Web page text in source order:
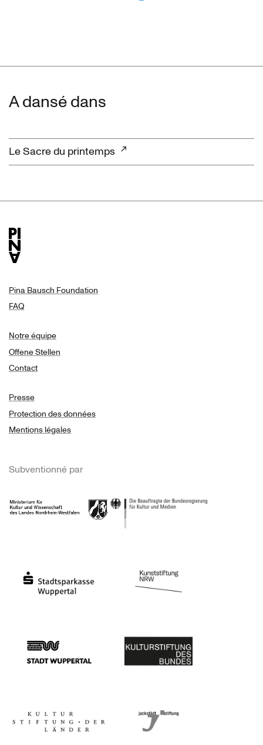
A dansé dans
Le Sacre du printemps
Pina Bausch Foundation
FAQ
Notre équipe
Offene Stellen
Contact
Presse
Protection des données
Mentions légales
Subventionné par